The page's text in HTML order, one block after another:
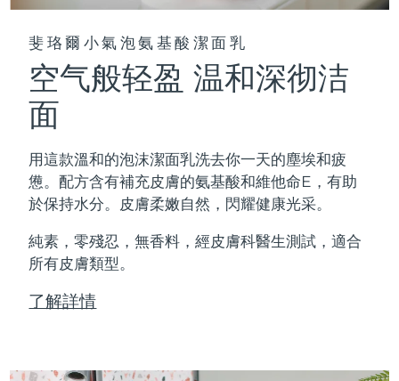
斐珞爾小氣泡氨基酸潔面乳
空气般轻盈 温和深彻洁
面
用這款溫和的泡沫潔面乳洗去你一天的塵埃和疲
憊。配方含有補充皮膚的氨基酸和維他命E，有助
於保持水分。皮膚柔嫩自然，閃耀健康光采。
純素，零殘忍，無香料，經皮膚科醫生測試，適合
所有皮膚類型。
了解詳情